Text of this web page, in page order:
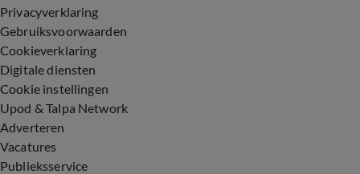
Privacyverklaring
Gebruiksvoorwaarden
Cookieverklaring
Digitale diensten
Cookie instellingen
Upod & Talpa Network
Adverteren
Vacatures
Publieksservice